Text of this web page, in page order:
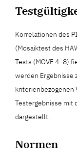
Korrelationen des
(Mosaiktest des
Tests (MOVE 4–8)
werden Ergebnisse
kriterienbezogenen
Testergebnisse mit
dargestellt.
Normen